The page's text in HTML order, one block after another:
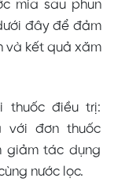
mía sau phun
đây để đảm
và kết quả xăm
thuốc điều trị:
với đơn thuốc
giảm tác dụng
nước lọc.